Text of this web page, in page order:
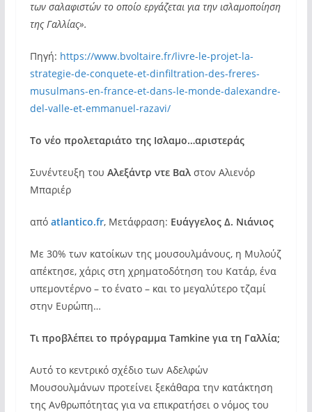
των σαλαφιστών το οποίο εργάζεται για την ισλαμοποίηση
της Γαλλίας».
Πηγή: https://www.bvoltaire.fr/livre-le-projet-la-
strategie-de-conquete-et-dinfiltration-des-freres-
musulmans-en-france-et-dans-le-monde-dalexandre-
del-valle-et-emmanuel-razavi/
Το νέο προλεταριάτο της Ισλαμο…αριστεράς
Συνέντευξη του Αλεξάντρ ντε Βαλστον Αλιενόρ
Μπαριέρ
από atlantico.fr, Mετάφραση: Ευάγγελος Δ. Νιάνιος
Mε 30% των κατοίκων της μουσουλμάνους, η Mυλούζ
απέκτησε, χάρις στη χρηματοδότηση του Κατάρ, ένα
υπεμοντέρνο – τo ένατo – και το μεγαλύτερο τζαμί
στην Ευρώπη…
Τι προβλέπει το πρόγραμμα Tamkine για τη Γαλλία;
Αυτό το κεντρικό σχέδιο των Αδελφών
Μουσουλμάνων προτείνει ξεκάθαρα την κατάκτηση
της Ανθρωπότητας για να επικρατήσει ο νόμος του